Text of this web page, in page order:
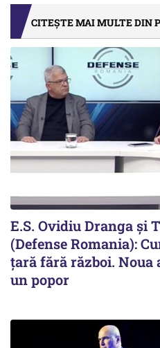
CITEȘTE MAI MULTE DIN
E.S. Ovidiu Dranga și
(Defense Romania):
țară fără război. Noua
un popor